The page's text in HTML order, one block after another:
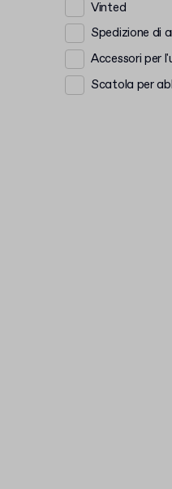
Vinted
Spedizione di
Accessori per
Scatola per